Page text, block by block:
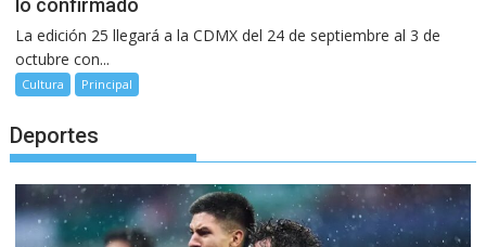
lo confirmado
La edición 25 llegará a la CDMX del 24 de septiembre al 3 de
octubre con...
Cultura Principal
Deportes